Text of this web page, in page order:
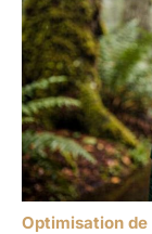
Optimisation